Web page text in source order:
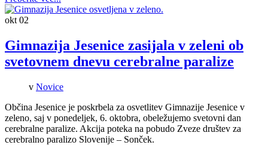
okt 02
Gimnazija Jesenice zasijala v zeleni ob
svetovnem dnevu cerebralne paralize
v Novice
Občina Jesenice je poskrbela za osvetlitev Gimnazije Jesenice v
zeleno, saj v ponedeljek, 6. oktobra, obeležujemo svetovni dan
cerebralne paralize. Akcija poteka na pobudo Zveze društev za
cerebralno paralizo Slovenije – Sonček.